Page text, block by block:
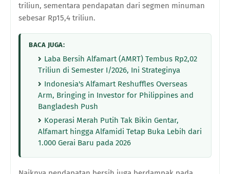
triliun, sementara pendapatan dari segmen minuman
sebesar Rp15,4 triliun.
BACA JUGA:
Laba Bersih Alfamart (AMRT) Tembus Rp2,02
Triliun di Semester I/2026, Ini Strateginya
Indonesia's Alfamart Reshuffles Overseas
Arm, Bringing in Investor for Philippines and
Bangladesh Push
Koperasi Merah Putih Tak Bikin Gentar,
Alfamart hingga Alfamidi Tetap Buka Lebih dari
1.000 Gerai Baru pada 2026